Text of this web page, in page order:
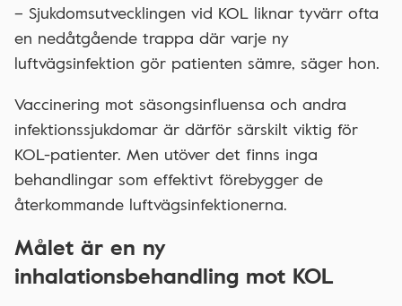
– Sjukdomsutvecklingen vid KOL liknar tyvärr ofta
en nedåtgående trappa där varje ny
luftvägsinfektion gör patienten sämre, säger hon.
Vaccinering mot säsongsinfluensa och andra
infektionssjukdomar är därför särskilt viktig för
KOL-patienter. Men utöver det finns inga
behandlingar som effektivt förebygger de
återkommande luftvägsinfektionerna.
Målet är en ny
inhalationsbehandling mot KOL